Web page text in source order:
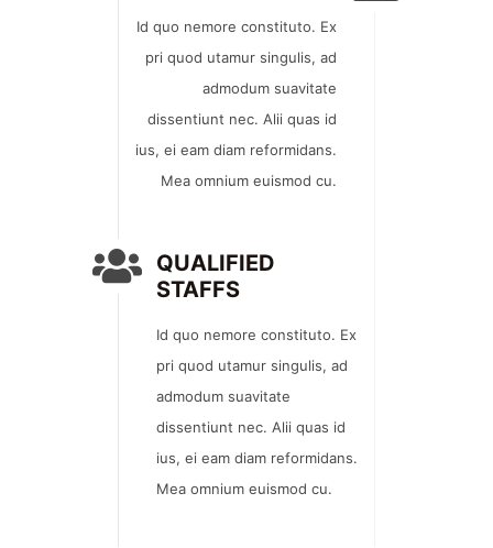
Id quo nemore constituto. Ex
pri quod utamur singulis, ad
admodum suavitate
dissentiunt nec. Alii quas id
ius, ei eam diam reformidans.
Mea omnium euismod cu.
QUALIFIED
STAFFS
Id quo nemore constituto. Ex
pri quod utamur singulis, ad
admodum suavitate
dissentiunt nec. Alii quas id
ius, ei eam diam reformidans.
Mea omnium euismod cu.